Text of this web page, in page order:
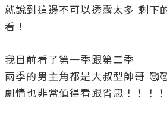
就說到這邊不可以透露太多 剩下
看！
我目前看了第一季跟第二季
兩季的男主角都是大叔型帥哥
劇情也非常值得看跟省思！！！！